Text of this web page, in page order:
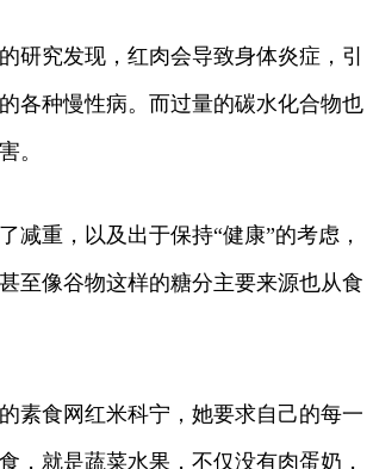
研究发现，红肉会导致身体炎症，引
各种慢性病。而过量的碳水化合物也
。
减重，以及出于保持“健康”的考虑，
至像谷物这样的糖分主要来源也从食
素食网红米科宁，她要求自己的每一
，就是蔬菜水果，不仅没有肉蛋奶，